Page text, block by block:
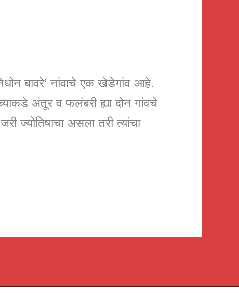
बावरे’ नांवाचे एक खेडेगांव आहे.
अंतूर व फलंबरी ह्या दोन गांवचे
ज्योतिषाचा असला तरी त्यांचा